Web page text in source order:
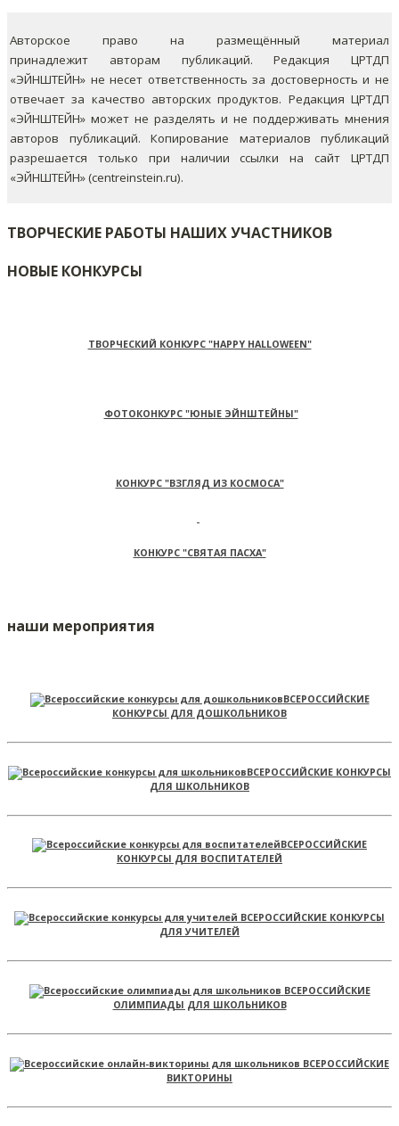
Авторское право на размещённый материал
принадлежит авторам публикаций. Редакция ЦРТДП
«ЭЙНШТЕЙН» не несет ответственность за достоверность и не
отвечает за качество авторских продуктов. Редакция ЦРТДП
«ЭЙНШТЕЙН» может не разделять и не поддерживать мнения
авторов публикаций. Копирование материалов публикаций
разрешается только при наличии ссылки на сайт ЦРТДП
«ЭЙНШТЕЙН» (centreinstein.ru).
ТВОРЧЕСКИЕ РАБОТЫ НАШИХ УЧАСТНИКОВ
НОВЫЕ КОНКУРСЫ
ТВОРЧЕСКИЙ КОНКУРС "HAPPY HALLOWEEN"
ФОТОКОНКУРС "ЮНЫЕ ЭЙНШТЕЙНЫ"
КОНКУРС "ВЗГЛЯД ИЗ КОСМОСА"
КОНКУРС "СВЯТАЯ ПАСХА"
наши мероприятия
ВСЕРОССИЙСКИЕ
КОНКУРСЫ ДЛЯ ДОШКОЛЬНИКОВ
ВСЕРОССИЙСКИЕ КОНКУРСЫ
ДЛЯ ШКОЛЬНИКОВ
ВСЕРОССИЙСКИЕ
КОНКУРСЫ ДЛЯ ВОСПИТАТЕЛЕЙ
ВСЕРОССИЙСКИЕ КОНКУРСЫ
ДЛЯ УЧИТЕЛЕЙ
ВСЕРОССИЙСКИЕ
ОЛИМПИАДЫ ДЛЯ ШКОЛЬНИКОВ
ВСЕРОССИЙСКИЕ
ВИКТОРИНЫ